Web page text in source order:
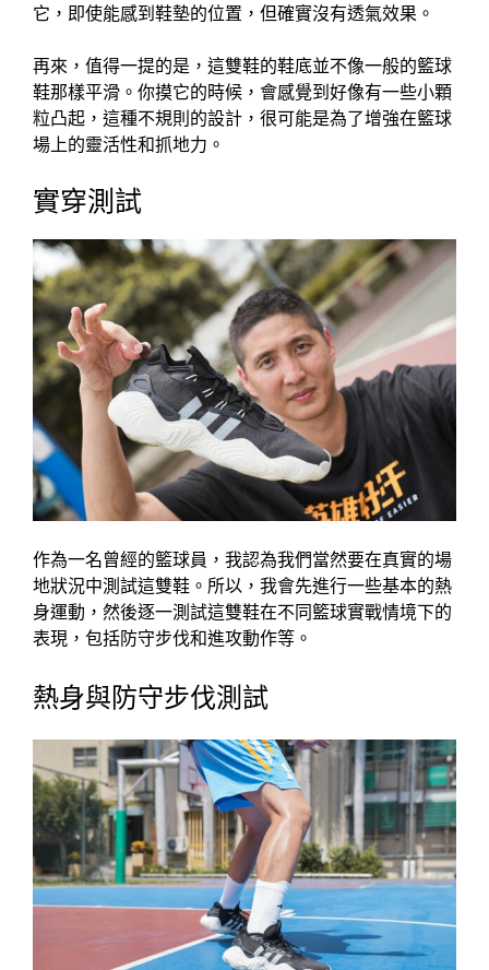
它，即使能感到鞋墊的位置，但確實沒有透氣效果。
再來，值得一提的是，這雙鞋的鞋底並不像一般的籃球
鞋那樣平滑。你摸它的時候，會感覺到好像有一些小顆
粒凸起，這種不規則的設計，很可能是為了增強在籃球
場上的靈活性和抓地力。
實穿測試
作為一名曾經的籃球員，我認為我們當然要在真實的場
地狀況中測試這雙鞋。所以，我會先進行一些基本的熱
身運動，然後逐一測試這雙鞋在不同籃球實戰情境下的
表現，包括防守步伐和進攻動作等。
熱身與防守步伐測試